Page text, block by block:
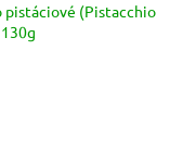
pistáciové (Pistacchio